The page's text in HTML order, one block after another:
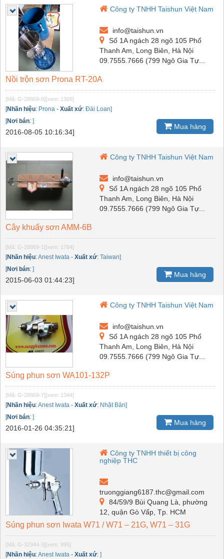
Công ty TNHH Taishun Việt Nam
info@taishun.vn
Số 1A ngách 28 ngõ 105 Phố
Thanh Am, Long Biên, Hà Nội
09.7555.7666 (799 Ngô Gia Tự...
Nồi trộn sơn Prona RT-20A
[Mã: G-28869-9] [xem: 1309]
[Nhãn hiệu: Prona - Xuất xứ: Đài Loan]
[Nơi bán: ]
2016-08-05 10:16:34]
Mua hàng
Công ty TNHH Taishun Việt Nam
info@taishun.vn
Số 1A ngách 28 ngõ 105 Phố
Thanh Am, Long Biên, Hà Nội
09.7555.7666 (799 Ngô Gia Tự...
Cây khuấy sơn AMM-6B
[Mã: G-28869-1] [xem: 1784]
[Nhãn hiệu:Anest Iwata - Xuất xứ: Taiwan]
[Nơi bán: ]
2015-06-03 01:44:23]
Mua hàng
Công ty TNHH Taishun Việt Nam
info@taishun.vn
Số 1A ngách 28 ngõ 105 Phố
Thanh Am, Long Biên, Hà Nội
09.7555.7666 (799 Ngô Gia Tự...
Súng phun sơn WA101-132P
[Mã: G-28869-7] [xem: 1344]
[Nhãn hiệu:Anest Iwata - Xuất xứ: Nhật Bản]
[Nơi bán: ]
2016-01-26 04:35:21]
Mua hàng
Công ty TNHH thiết bị công
nghiệp THC
truonggiang6187.thc@gmail.com
84/59/9 Bùi Quang Là, phường
12, quận Gò Vấp, Tp. HCM
Súng phun sơn Iwata W71 / W71 – 21G, W71 – 31G
[Mã: G-32944-3] [xem: 995]
[Nhãn hiệu:Anest Iwata - Xuất xứ: ]